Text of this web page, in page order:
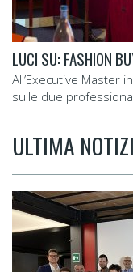
LUCI SU: FASHION
All’Executive Master
sulle due
ULTIMA